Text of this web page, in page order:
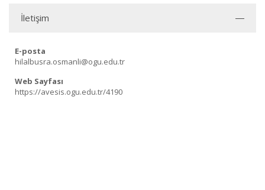
İletişim
E-posta
hilalbusra.osmanli@ogu.edu.tr
Web Sayfası
https://avesis.ogu.edu.tr/4190